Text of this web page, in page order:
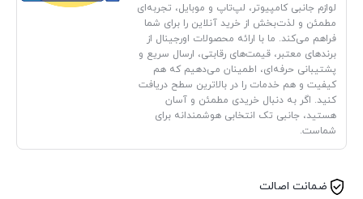
لوازم جانبی کامپیوتر، لپ‌تاپ و موبایل، تجربه‌ای
مطمئن و لذت‌بخش از خرید آنلاین را برای شما
فراهم می‌کند. ما با ارائه محصولات اورجینال از
برندهای معتبر، قیمت‌های رقابتی، ارسال سریع و
پشتیبانی حرفه‌ای، اطمینان می‌دهیم که هم
کیفیت و هم خدمات را در بالاترین سطح دریافت
کنید. اگر به دنبال خریدی مطمئن و آسان
هستید، جانبی تک انتخابی هوشمندانه برای
شماست.
ضمانت اصالت